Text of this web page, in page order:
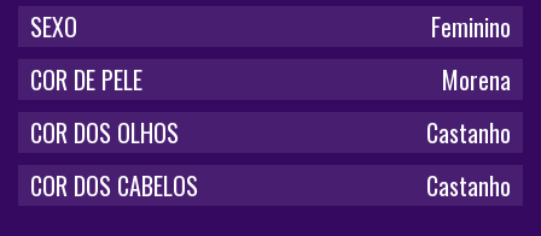
SEXO
Feminino
COR DE PELE
Morena
COR DOS OLHOS
Castanho
COR DOS CABELOS
Castanho